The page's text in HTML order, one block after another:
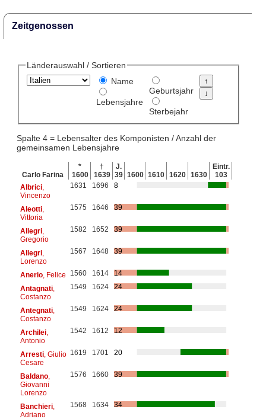
Zeitgenossen
Länderauswahl / Sortieren
Name
Lebensjahre
Geburtsjahr
Sterbejahr
Spalte 4 = Lebensalter des Komponisten / Anzahl der
gemeinsamen Lebensjahre
Carlo Farina
*
1600
†
1639
J.
39 1600 1610 1620 1630
Eintr.
103
Albrici,
Vincenzo
1631 1696 8
Aleotti,
Vittoria
1575 1646 39
Allegri,
Gregorio
1582 1652 39
Allegri,
Lorenzo
1567 1648 39
Anerio, Felice 1560 1614
14
Antagnati,
Costanzo
1549 1624 24
Antegnati,
Costanzo
1549 1624 24
Archilei,
Antonio
1542 1612 12
Arresti, Giulio
Cesare
1619 1701 20
Baldano,
Giovanni
Lorenzo
1576 1660 39
Banchieri,
Adriano
1568 1634 34